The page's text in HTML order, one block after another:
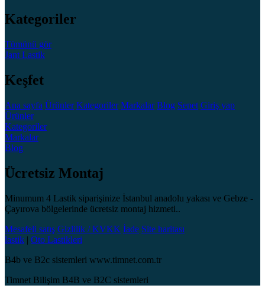
Kategoriler
Tümünü gör
Jant Lastik
Keşfet
Ana sayfa Ürünler Kategoriler Markalar Blog Sepet Giriş yap
Ürünler
Kategoriler
Markalar
Blog
Ücretsiz Montaj
Minumum 4 Lastik siparişinize İstanbul anadolu yakası ve Gebze -
Çayırova bölgelerinde ücretsiz montaj hizmeti..
Mesafeli satış Gizlilik / KVKK İade Site haritası
lastik | Oto Lastikleri
B4b ve B2c sistemleri www.timnet.com.tr
Timnet Bilişim B4B ve B2C sistemleri